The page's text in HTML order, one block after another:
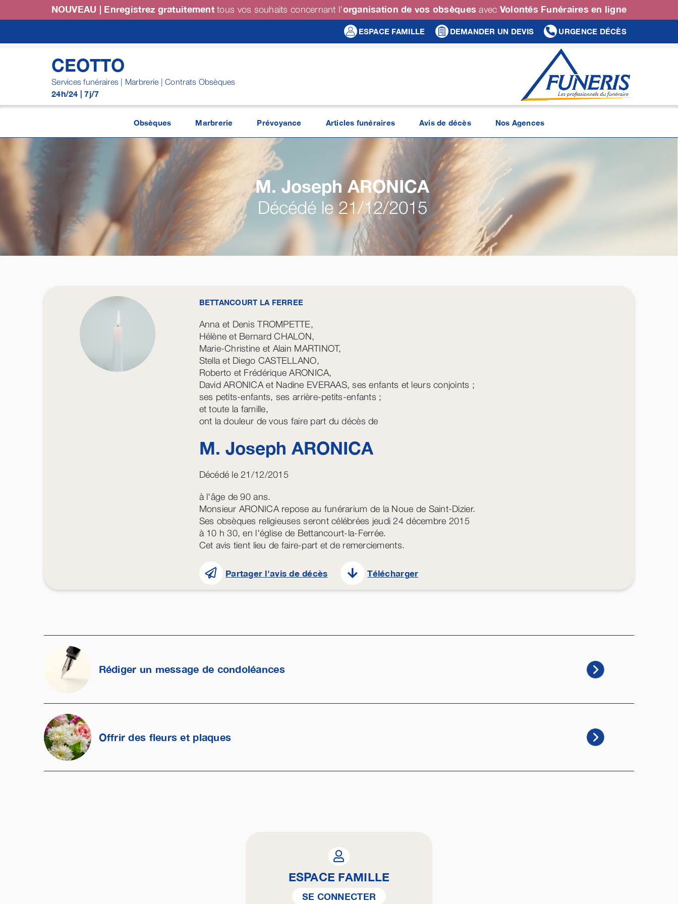
au
NOUVEAU | Enregistrez gratuitement tous vos souhaits concernant l'organisation de vos obsèques avec Volontés Funéraires en ligne
ESPACE FAMILLE DEMANDER UN DEVIS URGENCE DÉCÈS
CEOTTO
Services funéraires | Marbrerie | Contrats Obsèques
24h/24 | 7j/7
Obsèques Marbrerie Prévoyance Articles funéraires Avis de décès Nos Agences
M. JosephARONICA
Décédé le 21/12/2015
BETTANCOURT LA FERREE
Anna et Denis TROMPETTE,
Hélène et Bernard CHALON,
Marie-Christine et Alain MARTINOT,
Stella et Diego CASTELLANO,
Roberto et Frédérique ARONICA,
David ARONICA et Nadine EVERAAS, ses enfants et leurs conjoints ;
ses petits-enfants, ses arrière-petits-enfants ;
et toute la famille,
ont la douleur de vous faire part du décès de
M. Joseph ARONICA
Décédé le 21/12/2015
à l'âge de 90 ans.
Monsieur ARONICA repose au funérarium de la Noue de Saint-Dizier.
Ses obsèques religieuses seront célébrées jeudi 24 décembre 2015
à 10 h 30, en l'église de Bettancourt-la-Ferrée.
Cet avis tient lieu de faire-part et de remerciements.
Partager l'avis de décès Télécharger
Rédiger un message de condoléances
Offrir des fleurs et plaques
ESPACE FAMILLE
SE CONNECTER